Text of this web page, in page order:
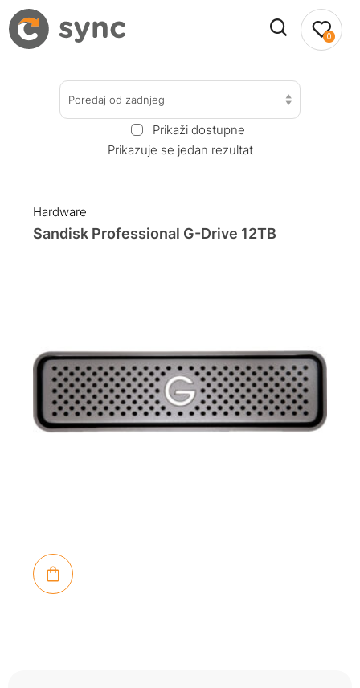
0
Poredaj od zadnjeg
Prikaži dostupne
Prikazuje se jedan rezultat
Hardware
Sandisk Professional G-Drive 12TB